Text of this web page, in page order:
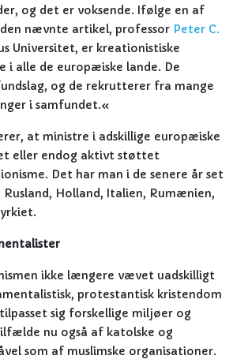
og det er voksende. Ifølge en af
nævnte artikel, professor Peter C.
Universitet, er kreationistiske
i alle de europæiske lande. De
og de rekrutterer fra mange
i samfundet.«
at ministre i adskillige europæiske
eller endog aktivt støttet
Det har man i de senere år set
Rusland, Holland, Italien, Rumænien,
ikke længere vævet uadskilligt
protestantisk kristendom
sig forskellige miljøer og
nu også af katolske og
som af muslimske organisationer.